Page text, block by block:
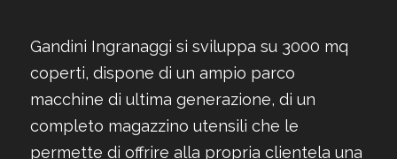
Gandini Ingranaggi si sviluppa su 3000 mq
coperti, dispone di un ampio parco
macchine di ultima generazione, di un
completo magazzino utensili che le
permette di offrire alla propria clientela una